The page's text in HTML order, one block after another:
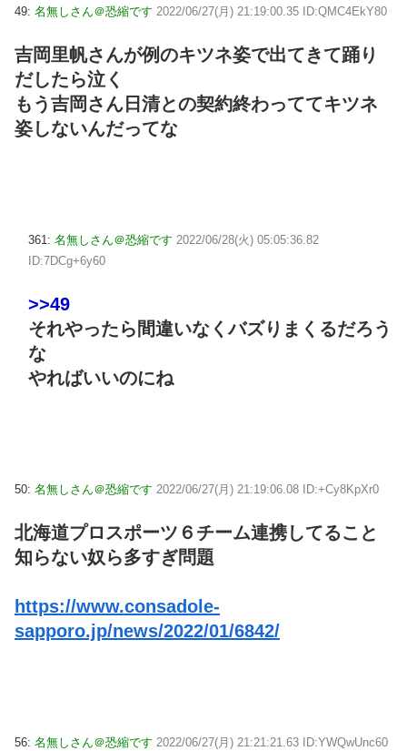
49: 名無しさん＠恐縮です 2022/06/27(月) 21:19:00.35 ID:QMC4EkY80
吉岡里帆さんが例のキツネ姿で出てきて踊り
だしたら泣く
もう吉岡さん日清との契約終わっててキツネ
姿しないんだってな
361: 名無しさん＠恐縮です 2022/06/28(火) 05:05:36.82
ID:7DCg+6y60
>>49
それやったら間違いなくバズりまくるだろう
な
やればいいのにね
50: 名無しさん＠恐縮です 2022/06/27(月) 21:19:06.08 ID:+Cy8KpXr0
北海道プロスポーツ６チーム連携してること
知らない奴ら多すぎ問題
https://www.consadole-
sapporo.jp/news/2022/01/6842/
56: 名無しさん＠恐縮です 2022/06/27(月) 21:21:21.63 ID:YWQwUnc60